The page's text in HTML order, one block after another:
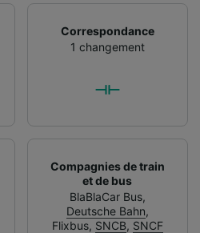
Correspondance
1 changement
Compagnies de train
et de bus
BlaBlaCar Bus,
Deutsche Bahn,
Flixbus, SNCB, SNCF